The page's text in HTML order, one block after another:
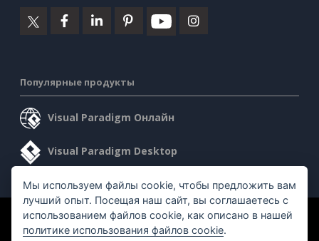
Популярные продукты
Visual Paradigm Онлайн
Visual Paradigm Desktop
©2026 by Visual Paradigm. Все права защищены.
Мы используем файлы cookie, чтобы предложить вам
лучший опыт. Посещая наш сайт, вы соглашаетесь с
использованием файлов cookie, как описано в нашей
политике использования файлов cookie.